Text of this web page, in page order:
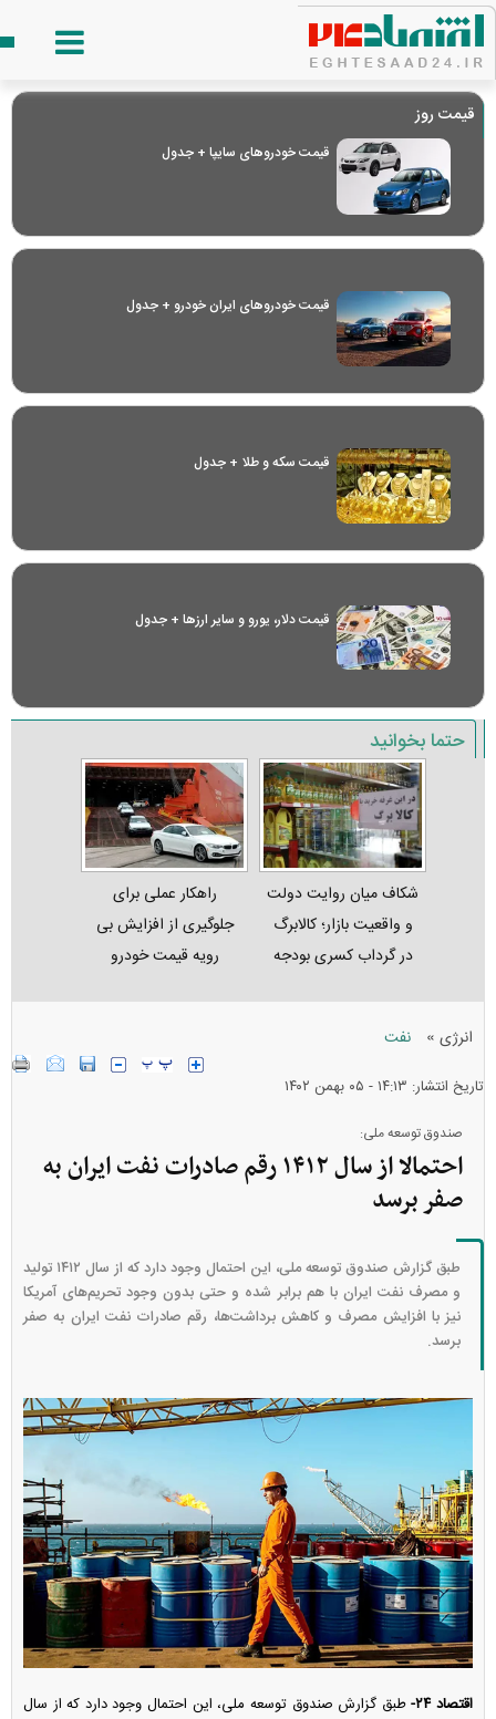
قیمت روز
قیمت خودرو‌های سایپا + جدول
قیمت خودرو‌های ایران خودرو + جدول
قیمت سکه و طلا + جدول
قیمت دلار، یورو و سایر ارز‌ها + جدول
حتما بخوانید
شکاف میان روایت دولت
و واقعیت بازار؛ کالابرگ
در گرداب کسری بودجه
راهکار عملی برای
جلوگیری از افزایش بی
رویه قیمت خودرو
انرژی » نفت
تاریخ انتشار: ۱۴:۱۳ - ۰۵ بهمن ۱۴۰۲
صندوق توسعه ملی:
احتمالا از سال ۱۴۱۲ رقم صادرات نفت ایران به
صفر برسد
طبق گزارش صندوق توسعه ملی، این احتمال وجود دارد که از سال ۱۴۱۲ تولید
و مصرف نفت ایران با هم برابر شده و حتی بدون وجود تحریم‌های آمریکا
نیز با افزایش مصرف و کاهش برداشت‌ها، رقم صادرات نفت ایران به صفر
برسد.
اقتصاد ۲۴-
طبق گزارش صندوق توسعه ملی، این احتمال وجود دارد که از سال